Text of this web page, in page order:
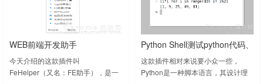
WEB前端开发助手
FeHelper.JSON
今天介绍的这款插件叫
FeHelper（又名：FE助手），是一
Python Shell测试python代码、
测试正则表达式
这款插件相对来说要小众一些，
Python是一种脚本语言，其设计理